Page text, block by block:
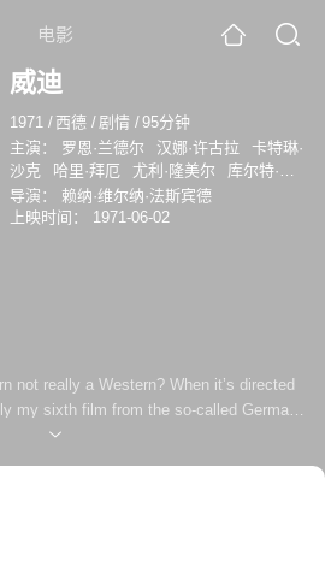
电影
威迪
1971 / 西德 /剧情 /95分钟
主演：
罗恩·兰德尔 汉娜·许古拉
卡特琳·
沙克
哈里·拜厄 尤利·隆美尔
库尔特·拉
布
Stefano Capriati 君特·考夫曼
Ballhaus
彼得·贝尔林
导演：
赖纳·维尔纳·法斯宾德
上映时间：
1971-06-02
not really a Western? When it’s directed
my sixth film from the so-called German
for his prolific and versatile output,
rec...